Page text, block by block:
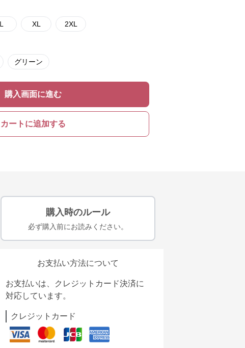
L XL 2XL
グリーン
購入画面に進む
カートに追加する
購入時のルール
必ず購入前にお読みください。
お支払い方法について
お支払いは、クレジットカード決済に
対応しています。
クレジットカード